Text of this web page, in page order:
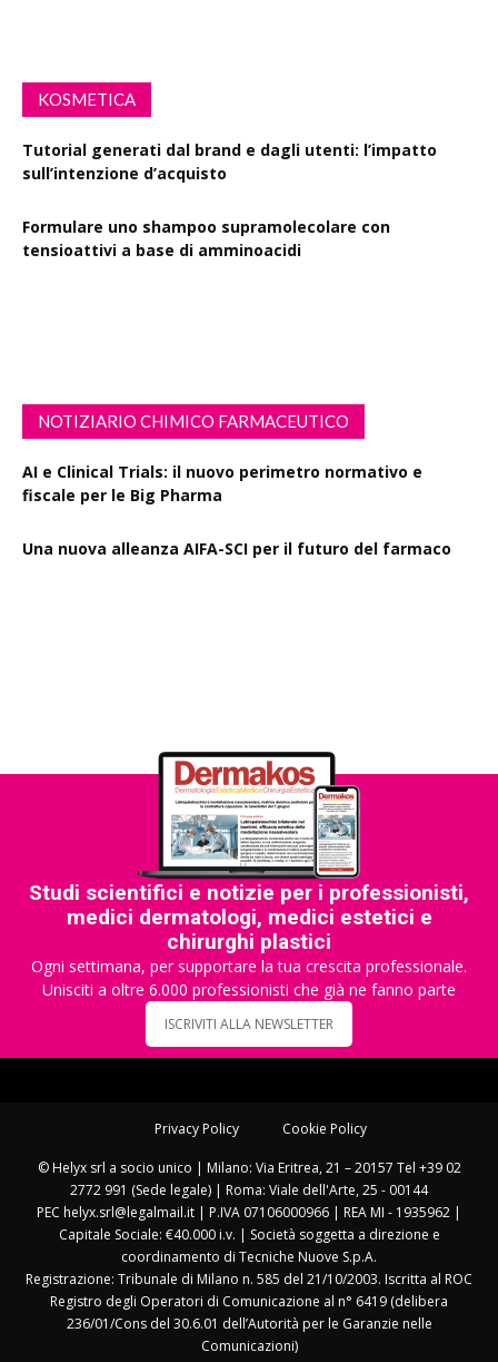
KOSMETICA
Tutorial generati dal brand e dagli utenti: l’impatto
sull’intenzione d’acquisto
Formulare uno shampoo supramolecolare con
tensioattivi a base di amminoacidi
NOTIZIARIO CHIMICO FARMACEUTICO
AI e Clinical Trials: il nuovo perimetro normativo e
fiscale per le Big Pharma
Una nuova alleanza AIFA-SCI per il futuro del farmaco
Studi scientifici e notizie per i professionisti,
medici dermatologi, medici estetici e
chirurghi plastici
Ogni settimana, per supportare la tua crescita professionale.
Unisciti a oltre 6.000 professionisti che già ne fanno parte
ISCRIVITI ALLA NEWSLETTER
Privacy Policy Cookie Policy
© Helyx srl a socio unico | Milano: Via Eritrea, 21 – 20157 Tel +39 02
2772 991 (Sede legale) | Roma: Viale dell'Arte, 25 - 00144
PEC helyx.srl@legalmail.it | P.IVA 07106000966 | REA MI - 1935962 |
Capitale Sociale: €40.000 i.v. | Società soggetta a direzione e
coordinamento di Tecniche Nuove S.p.A.
Registrazione: Tribunale di Milano n. 585 del 21/10/2003. Iscritta al ROC
Registro degli Operatori di Comunicazione al n° 6419 (delibera
236/01/Cons del 30.6.01 dell’Autorità per le Garanzie nelle
Comunicazioni)